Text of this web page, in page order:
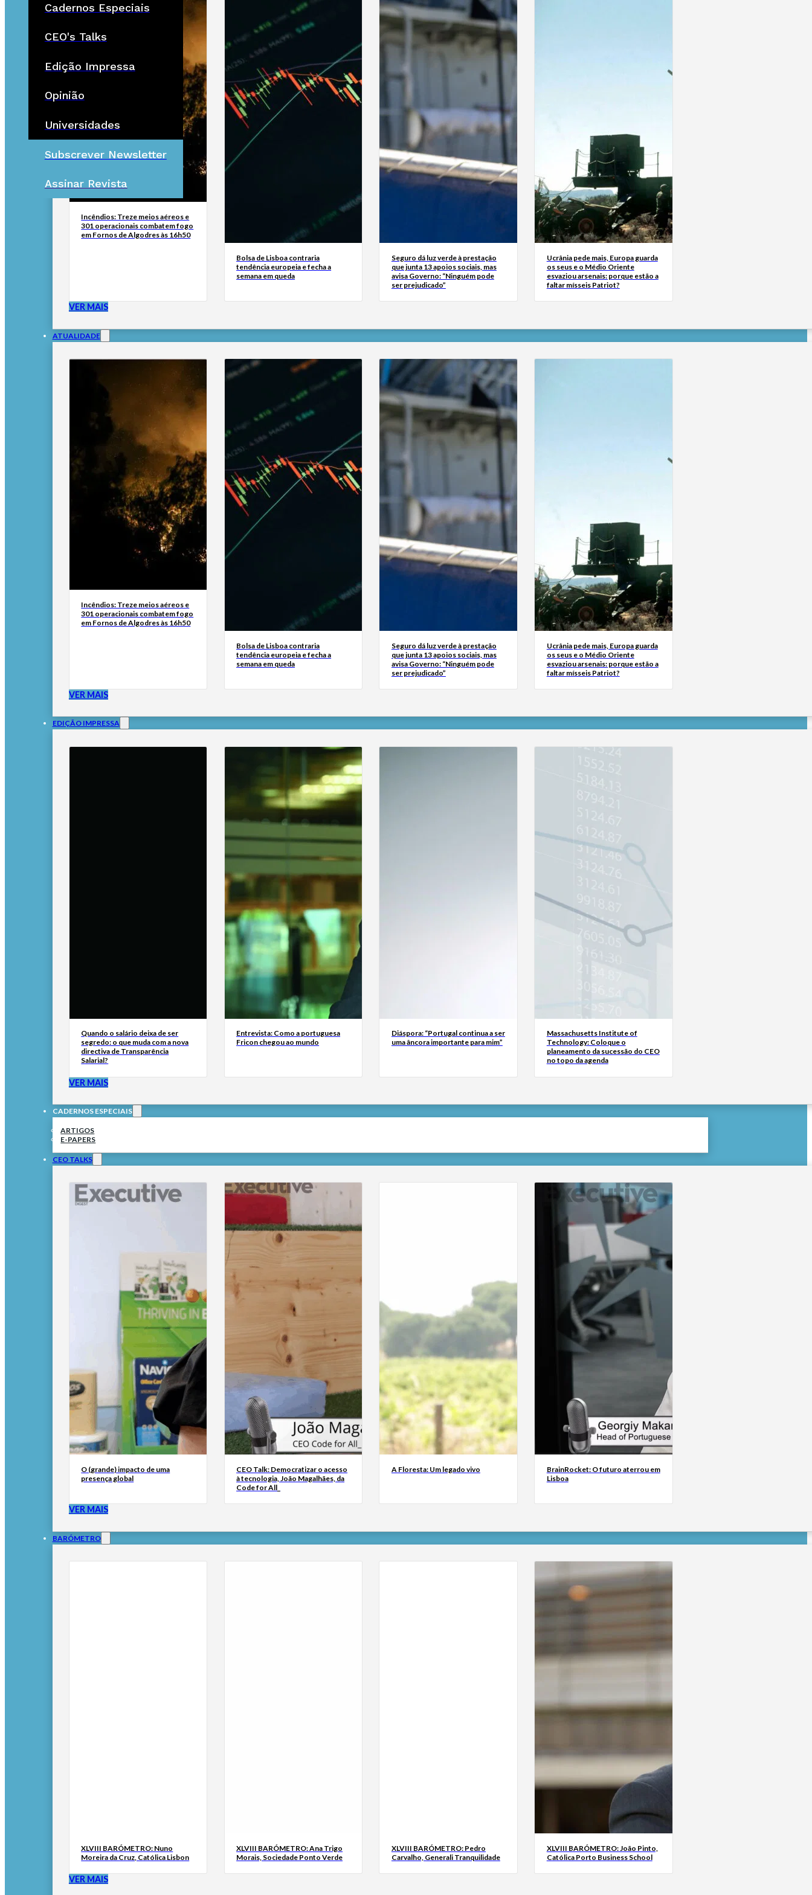
Cadernos Especiais
CEO's Talks
Edição Impressa
Opinião
Universidades
Subscrever Newsletter
Assinar Revista
Incêndios: Treze meios aéreos e
301 operacionais combatem fogo
em Fornos de Algodres às 16h50
Bolsa de Lisboa contraria
tendência europeia e fecha a
semana em queda
Seguro dá luz verde à prestação
que junta 13 apoios sociais, mas
avisa Governo: “Ninguém pode
ser prejudicado”
Ucrânia pede mais, Europa guarda
os seus e o Médio Oriente
esvaziou arsenais: porque estão a
faltar mísseis Patriot?
VER MAIS
ATUALIDADE
Incêndios: Treze meios aéreos e
301 operacionais combatem fogo
em Fornos de Algodres às 16h50
Bolsa de Lisboa contraria
tendência europeia e fecha a
semana em queda
Seguro dá luz verde à prestação
que junta 13 apoios sociais, mas
avisa Governo: “Ninguém pode
ser prejudicado”
Ucrânia pede mais, Europa guarda
os seus e o Médio Oriente
esvaziou arsenais: porque estão a
faltar mísseis Patriot?
VER MAIS
EDIÇÃO IMPRESSA
Quando o salário deixa de ser
segredo: o que muda com a nova
directiva de Transparência
Salarial?
Entrevista: Como a portuguesa
Fricon chegou ao mundo
Diáspora: “Portugal continua a ser
uma âncora importante para mim”
Massachusetts Institute of
Technology: Coloque o
planeamento da sucessão do CEO
no topo da agenda
VER MAIS
CADERNOS ESPECIAIS
ARTIGOS
E-PAPERS
CEO TALKS
O (grande) impacto de uma
presença global
CEO Talk: Democratizar o acesso
à tecnologia, João Magalhães, da
Code for All_
A Floresta: Um legado vivo
BrainRocket: O futuro aterrou em
Lisboa
VER MAIS
BARÓMETRO
XLVIII BARÓMETRO: Nuno
Moreira da Cruz, Católica Lisbon
XLVIII BARÓMETRO: Ana Trigo
Morais, Sociedade Ponto Verde
XLVIII BARÓMETRO: Pedro
Carvalho, Generali Tranquilidade
XLVIII BARÓMETRO: João Pinto,
Católica Porto Business School
VER MAIS